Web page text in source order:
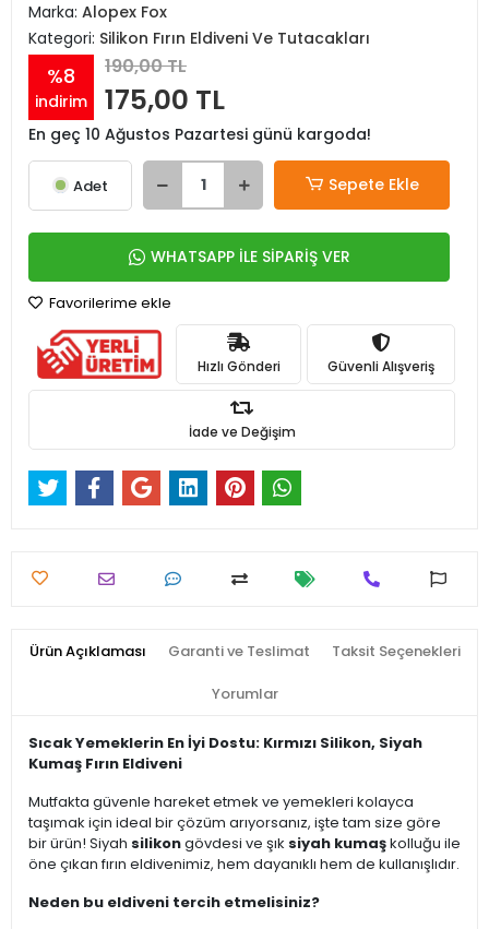
Marka: Alopex Fox
Kategori: Silikon Fırın Eldiveni Ve Tutacakları
%8
indirim
190,00 TL
175,00 TL
En geç 10 Ağustos Pazartesi günü kargoda!
Adet Sepete Ekle
WHATSAPP İLE SİPARİŞ VER
Favorilerime ekle
Hızlı Gönderi Güvenli Alışveriş
İade ve Değişim
Ürün Açıklaması Garanti ve Teslimat Taksit Seçenekleri
Yorumlar
Sıcak Yemeklerin En İyi Dostu: Kırmızı Silikon, Siyah
Kumaş Fırın Eldiveni
Mutfakta güvenle hareket etmek ve yemekleri kolayca
taşımak için ideal bir çözüm arıyorsanız, işte tam size göre
bir ürün! Siyah silikongövdesi ve şık siyah kumaşkolluğu ile
öne çıkan fırın eldivenimiz, hem dayanıklı hem de kullanışlıdır.
Neden bu eldiveni tercih etmelisiniz?